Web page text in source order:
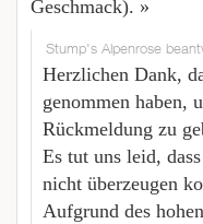
Geschmack). »
Stump's Alpenrose
Herzlichen Dank,
genommen haben,
Rückmeldung zu
Es tut uns leid,
nicht überzeugen
Aufgrund des